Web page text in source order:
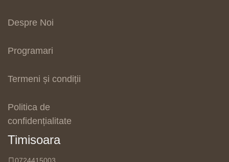
Despre Noi
Programari
Termeni și condiții
Politica de
confidențialitate
Timisoara